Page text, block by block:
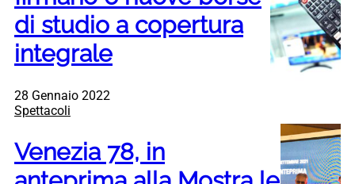
di studio a copertura
integrale
28 Gennaio 2022
Spettacoli
Venezia 78, in